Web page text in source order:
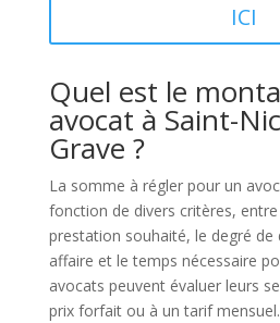
ICI
Quel est le
avocat à Saint-
Grave ?
La somme à régler pour un
fonction de divers critères,
prestation souhaité, le degré
affaire et le temps nécessaire
avocats peuvent évaluer leurs
prix forfait ou à un tarif